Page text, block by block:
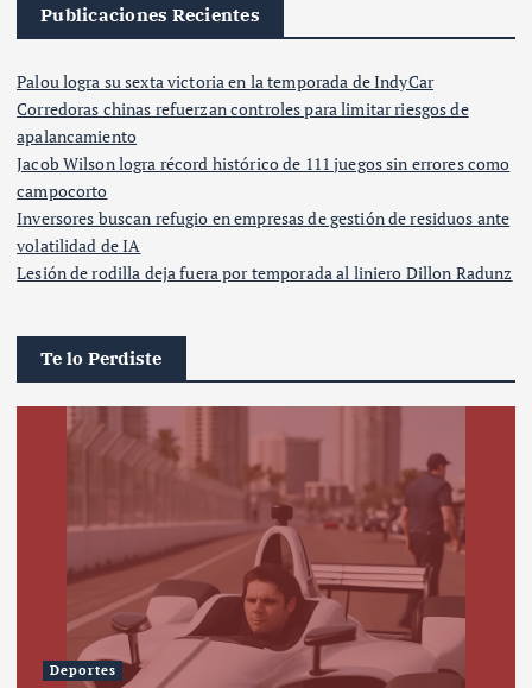
Publicaciones Recientes
Palou logra su sexta victoria en la temporada de IndyCar
Corredoras chinas refuerzan controles para limitar riesgos de
apalancamiento
Jacob Wilson logra récord histórico de 111 juegos sin errores como
campocorto
Inversores buscan refugio en empresas de gestión de residuos ante
volatilidad de IA
Lesión de rodilla deja fuera por temporada al liniero Dillon Radunz
Te lo Perdiste
Deportes